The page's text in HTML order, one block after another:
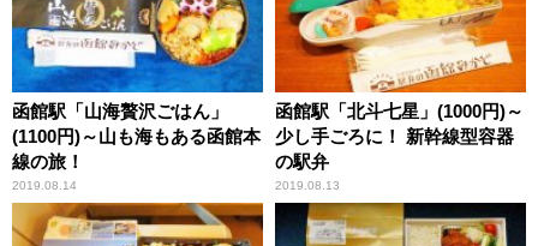
函館駅「山海贅沢ごはん」
(1100円)～山も海もある函館本
線の旅！
2019.08.14
函館駅「北斗七星」(1000円)～
少し手ごろに！ 新幹線型容器
の駅弁
2019.08.13